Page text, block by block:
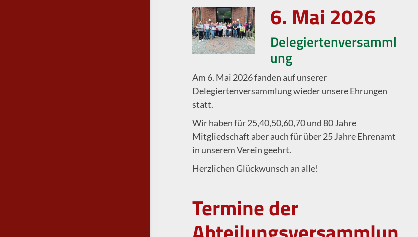
6. Mai 2026
Delegiertenversamml
ung
Am 6. Mai 2026 fanden auf unserer
Delegiertenversammlung wieder unsere Ehrungen
statt.
Wir haben für 25,40,50,60,70 und 80 Jahre
Mitgliedschaft aber auch für über 25 Jahre Ehrenamt
in unserem Verein geehrt.
Herzlichen Glückwunsch an alle!
Termine der